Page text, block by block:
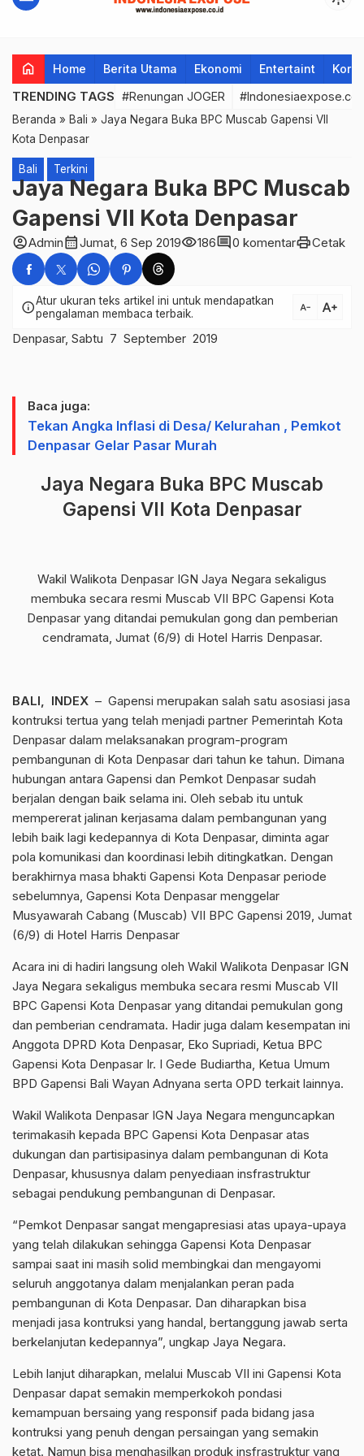
home Home Berita Utama Ekonomi Entertaint
TRENDING TAGS #Renungan JOGER
Beranda » Bali » Jaya Negara Buka BPC Muscab Gapensi VII
Kota Denpasar
Bali Terkini
Jaya Negara Buka BPC Muscab
Gapensi VII Kota Denpasar
account_circleAdmincalendar_monthJumat, 6 Sep 2019visibility186comment0 komentarprintCetak
infoAtur ukuran teks artikel ini untuk mendapatkan
pengalaman membaca terbaik.
text_decrease text_increase
Denpasar, Sabtu 7 September 2019
Baca juga:
Tekan Angka Inflasi di Desa/ Kelurahan , Pemkot
Denpasar Gelar Pasar Murah
Jaya Negara Buka BPC Muscab
Gapensi VII Kota Denpasar
Wakil Walikota Denpasar IGN Jaya Negara sekaligus
membuka secara resmi Muscab VII BPC Gapensi Kota
Denpasar yang ditandai pemukulan gong dan pemberian
cendramata, Jumat (6/9) di Hotel Harris Denpasar.
BALI, INDEX – Gapensi merupakan salah satu asosiasi jasa
kontruksi tertua yang telah menjadi partner Pemerintah Kota
Denpasar dalam melaksanakan program-program
pembangunan di Kota Denpasar dari tahun ke tahun. Dimana
hubungan antara Gapensi dan Pemkot Denpasar sudah
berjalan dengan baik selama ini. Oleh sebab itu untuk
mempererat jalinan kerjasama dalam pembangunan yang
lebih baik lagi kedepannya di Kota Denpasar, diminta agar
pola komunikasi dan koordinasi lebih ditingkatkan. Dengan
berakhirnya masa bhakti Gapensi Kota Denpasar periode
sebelumnya, Gapensi Kota Denpasar menggelar
Musyawarah Cabang (Muscab) VII BPC Gapensi 2019, Jumat
(6/9) di Hotel Harris Denpasar
Acara ini di hadiri langsung oleh Wakil Walikota Denpasar IGN
Jaya Negara sekaligus membuka secara resmi Muscab VII
BPC Gapensi Kota Denpasar yang ditandai pemukulan gong
dan pemberian cendramata. Hadir juga dalam kesempatan ini
Anggota DPRD Kota Denpasar, Eko Supriadi, Ketua BPC
Gapensi Kota Denpasar Ir. I Gede Budiartha, Ketua Umum
BPD Gapensi Bali Wayan Adnyana serta OPD terkait lainnya.
Wakil Walikota Denpasar IGN Jaya Negara menguncapkan
terimakasih kepada BPC Gapensi Kota Denpasar atas
dukungan dan partisipasinya dalam pembangunan di Kota
Denpasar, khususnya dalam penyediaan insfrastruktur
sebagai pendukung pembangunan di Denpasar.
“Pemkot Denpasar sangat mengapresiasi atas upaya-upaya
yang telah dilakukan sehingga Gapensi Kota Denpasar
sampai saat ini masih solid membingkai dan mengayomi
seluruh anggotanya dalam menjalankan peran pada
pembangunan di Kota Denpasar. Dan diharapkan bisa
menjadi jasa kontruksi yang handal, bertanggung jawab serta
berkelanjutan kedepannya”, ungkap Jaya Negara.
Lebih lanjut diharapkan, melalui Muscab VII ini Gapensi Kota
Denpasar dapat semakin memperkokoh pondasi
kemampuan bersaing yang responsif pada bidang jasa
kontruksi yang penuh dengan persaingan yang semakin
ketat. Namun bisa menghasilkan produk insfrastruktur yang